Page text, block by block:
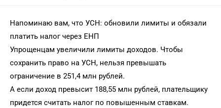
Напоминаю вам, что УСН: обновили лимиты и обязали
платить налог через ЕНП
Упрощенцам увеличили лимиты доходов. Чтобы
сохранить право на УСН, нельзя превышать
ограничение в 251,4 млн рублей.
А если доход превысит 188,55 млн рублей, плательщику
придется считать налог по повышенным ставкам.